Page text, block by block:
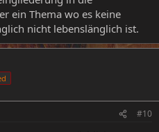
ein Thema wo es keine
nicht lebenslänglich ist.
#10